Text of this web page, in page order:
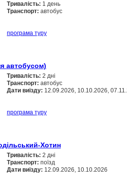
Тривалість: 1 день
Транспорт: автобус
програма туру
автобусом)
Тривалість: 2 дні
Транспорт: автобус
Дати виїзду: 12.09.2026, 10.10.2026,
програма туру
Хотин
Тривалість: 2 дні
Транспорт: поїзд
Дати виїзду: 12.09.2026, 10.10.2026